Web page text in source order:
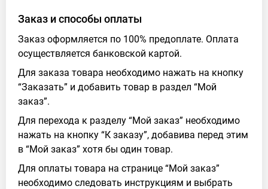
Заказ и способы оплаты
Заказ оформляется по 100% предоплате. Оплата
осуществляется банковской картой.
Для заказа товара необходимо нажать на кнопку
“Заказать” и добавить товар в раздел “Мой
заказ”.
Для перехода к разделу “Мой заказ” необходимо
нажать на кнопку “К заказу”, добавива перед этим
в “Мой заказ” хотя бы один товар.
Для оплаты товара на странице “Мой заказ”
необходимо следовать инструкциям и выбрать